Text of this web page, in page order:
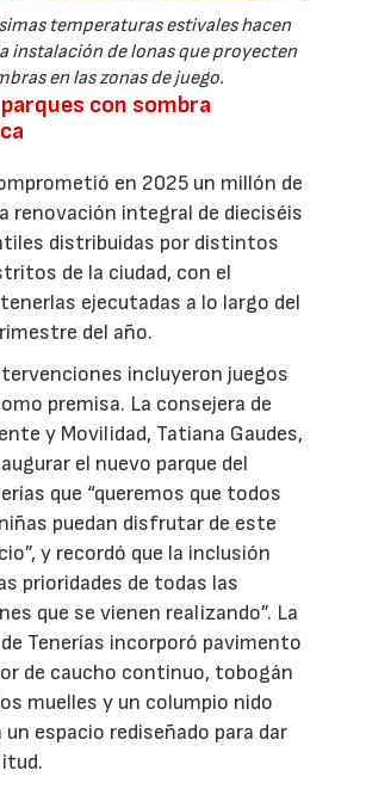
temperaturas estivales hacen
instalación de lonas que proyecten
en las zonas de juego.
con sombra
en 2025 un millón de
renovación integral de dieciséis
distribuidas por distintos
de la ciudad, con el
ejecutadas a lo largo del
del año.
incluyeron juegos
premisa. La consejera de
y Movilidad, Tatiana Gaudes,
el nuevo parque del
que “queremos que todos
puedan disfrutar de este
y recordó que la inclusión
prioridades de todas las
que se vienen realizando”. La
Tenerías incorporó pavimento
de caucho continuo, tobogán
muelles y un columpio nido
espacio rediseñado para dar